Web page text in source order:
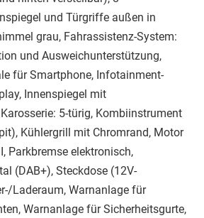
und Türgriffe außen in
grau, Fahrassistenz-System:
und Ausweichunterstützung,
für Smartphone, Infotainment-
Innenspiegel mit
5-türig, Kombiinstrument
Kühlergrill mit Chromrand, Motor
Parkbremse elektronisch,
(DAB+), Steckdose (12V-
Laderaum, Warnanlage für
Warnanlage für Sicherheitsgurte,